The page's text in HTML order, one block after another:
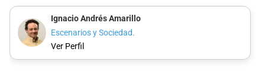
Ignacio Andrés Amarillo
Escenarios y Sociedad.
Ver Perfil